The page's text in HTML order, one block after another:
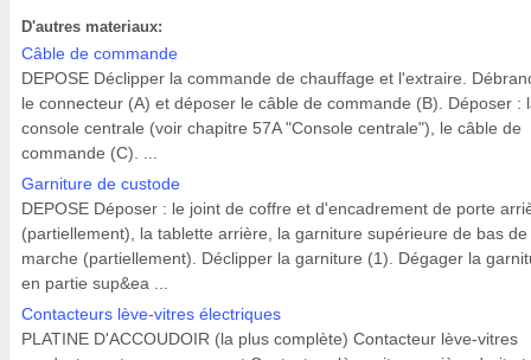
D'autres materiaux:
Câble de commande
DEPOSE Déclipper la commande de chauffage et l'extraire.
le connecteur (A) et déposer le câble de commande (B). Déposer :
console centrale (voir chapitre 57A "Console centrale"), le câble de
commande (C). ...
Garniture de custode
DEPOSE Déposer : le joint de coffre et d'encadrement de porte
(partiellement), la tablette arrière, la garniture supérieure de bas de
marche (partiellement). Déclipper la garniture (1). Dégager la
en partie sup&ea ...
Contacteurs lève-vitres électriques
PLATINE D'ACCOUDOIR (la plus complète) Contacteur lève-vitres